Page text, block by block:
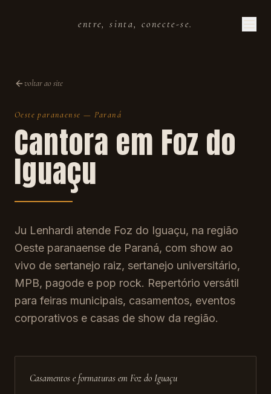
entre, sinta, conecte-se.
voltar ao site
Oeste paranaense — Paraná
Cantora em Foz do
Iguaçu
Ju Lenhardi atende Foz do Iguaçu, na região
Oeste paranaense de Paraná, com show ao
vivo de sertanejo raiz, sertanejo universitário,
MPB, pagode e pop rock. Repertório versátil
para feiras municipais, casamentos, eventos
corporativos e casas de show da região.
Casamentos e formaturas em Foz do Iguaçu